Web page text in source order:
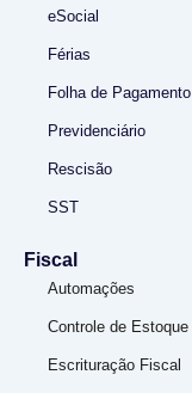
eSocial
Férias
Folha de Pagamento
Previdenciário
Rescisão
SST
Fiscal
Automações
Controle de Estoque
Escrituração Fiscal